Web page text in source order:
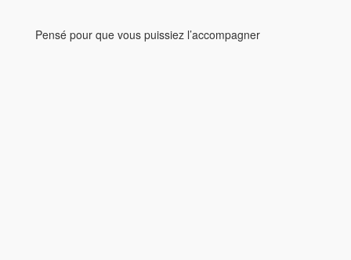
Pensé pour que vous puissiez l’accompagner